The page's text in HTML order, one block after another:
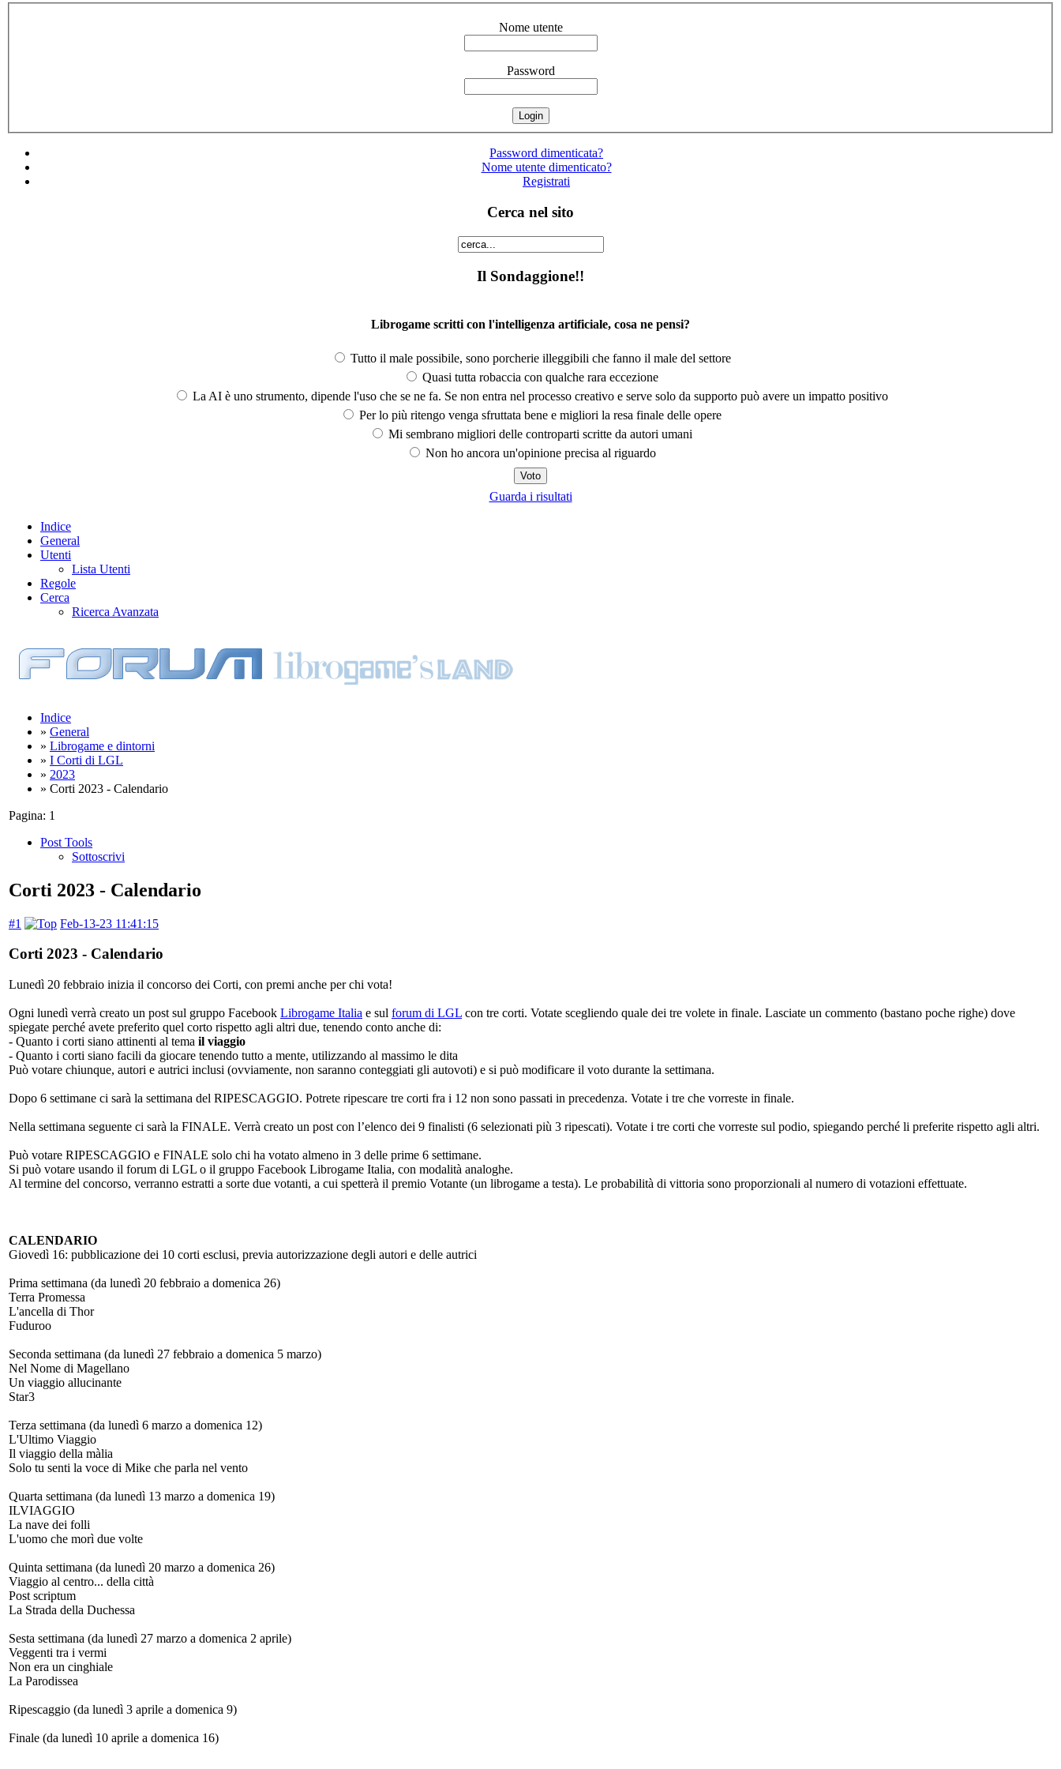
Nome utente
Password
Password dimenticata?
Nome utente dimenticato?
Registrati
Cerca nel sito
Il Sondaggione!!
Librogame scritti con l'intelligenza artificiale, cosa ne pensi?
Tutto il male possibile, sono porcherie illeggibili che fanno il male del settore
Quasi tutta robaccia con qualche rara eccezione
La AI è uno strumento, dipende l'uso che se ne fa. Se non entra nel processo creativo e serve solo da supporto può avere un impatto positivo
Per lo più ritengo venga sfruttata bene e migliori la resa finale delle opere
Mi sembrano migliori delle controparti scritte da autori umani
Non ho ancora un'opinione precisa al riguardo
Guarda i risultati
Indice
General
Utenti
Lista Utenti
Regole
Cerca
Ricerca Avanzata
Indice
» General
» Librogame e dintorni
» I Corti di LGL
» 2023
» Corti 2023 - Calendario
Pagina: 1
Post Tools
Sottoscrivi
Corti 2023 - Calendario
#1 Feb-13-23 11:41:15
Corti 2023 - Calendario
Lunedì 20 febbraio inizia il concorso dei Corti, con premi anche per chi vota!
Ogni lunedì verrà creato un post sul gruppo Facebook Librogame Italia e sul forum di LGL con tre corti. Votate scegliendo quale dei tre volete in finale. Lasciate un commento (bastano poche righe) dove
spiegate perché avete preferito quel corto rispetto agli altri due, tenendo conto anche di:
- Quanto i corti siano attinenti al tema il viaggio
- Quanto i corti siano facili da giocare tenendo tutto a mente, utilizzando al massimo le dita
Può votare chiunque, autori e autrici inclusi (ovviamente, non saranno conteggiati gli autovoti) e si può modificare il voto durante la settimana.
Dopo 6 settimane ci sarà la settimana del RIPESCAGGIO. Potrete ripescare tre corti fra i 12 non sono passati in precedenza. Votate i tre che vorreste in finale.
Nella settimana seguente ci sarà la FINALE. Verrà creato un post con l’elenco dei 9 finalisti (6 selezionati più 3 ripescati). Votate i tre corti che vorreste sul podio, spiegando perché li preferite rispetto agli altri.
Può votare RIPESCAGGIO e FINALE solo chi ha votato almeno in 3 delle prime 6 settimane.
Si può votare usando il forum di LGL o il gruppo Facebook Librogame Italia, con modalità analoghe.
Al termine del concorso, verranno estratti a sorte due votanti, a cui spetterà il premio Votante (un librogame a testa). Le probabilità di vittoria sono proporzionali al numero di votazioni effettuate.
CALENDARIO
Giovedì 16: pubblicazione dei 10 corti esclusi, previa autorizzazione degli autori e delle autrici
Prima settimana (da lunedì 20 febbraio a domenica 26)
Terra Promessa
L'ancella di Thor
Fuduroo
Seconda settimana (da lunedì 27 febbraio a domenica 5 marzo)
Nel Nome di Magellano
Un viaggio allucinante
Star3
Terza settimana (da lunedì 6 marzo a domenica 12)
L'Ultimo Viaggio
Il viaggio della màlia
Solo tu senti la voce di Mike che parla nel vento
Quarta settimana (da lunedì 13 marzo a domenica 19)
ILVIAGGIO
La nave dei folli
L'uomo che morì due volte
Quinta settimana (da lunedì 20 marzo a domenica 26)
Viaggio al centro... della città
Post scriptum
La Strada della Duchessa
Sesta settimana (da lunedì 27 marzo a domenica 2 aprile)
Veggenti tra i vermi
Non era un cinghiale
La Parodissea
Ripescaggio (da lunedì 3 aprile a domenica 9)
Finale (da lunedì 10 aprile a domenica 16)